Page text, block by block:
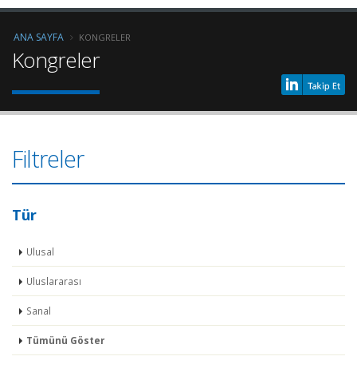
ANA SAYFA KONGRELER
Kongreler
Filtreler
Tür
Ulusal
Uluslararası
Sanal
Tümünü Göster